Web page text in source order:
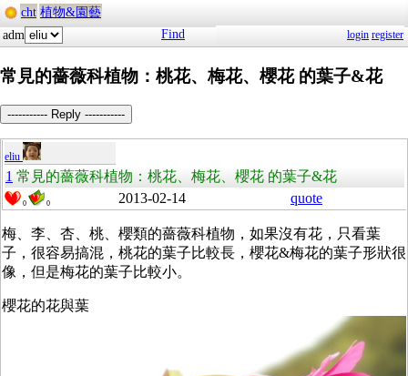
cht 植物&園藝
adm
Find login register
常見的薔薇科植物：桃花、梅花、櫻花 的葉子&花
----------- Reply -----------
eliu
1 常見的薔薇科植物：桃花、梅花、櫻花 的葉子&花
0 0 2013-02-14 quote
梅、李、杏、桃、櫻類的薔薇科植物，如果沒有花，只看葉
子，很容易搞混，桃花的葉子比較長，櫻花&梅花的葉子形狀很
像，但是梅花的葉子比較小。
櫻花的花與葉